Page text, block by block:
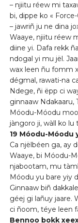
– njiitu réew mi
bi, dippe ko « Force-
– jawriñ ju ne dina
Waaye, njiitu réew
diine yi. Dafa rekk
ndogal yi mu jël.
wax leen ñu fomm
dégmal, rawati-na
Ndege, ñi ëpp ci
ginnaaw Ndakaaru,
Móodu-Móodu
jàngoro ji, wàll ko lu
19 Móodu-Móodu
Ca njëlbéen ga, ay
Waaye, bi Móodu-
njabootam, mu
Móodu yu bare yiy
Ginnaaw biñ
géej gi lañuy jaare.
ci ñoom, téye leen
Bennoo bokk